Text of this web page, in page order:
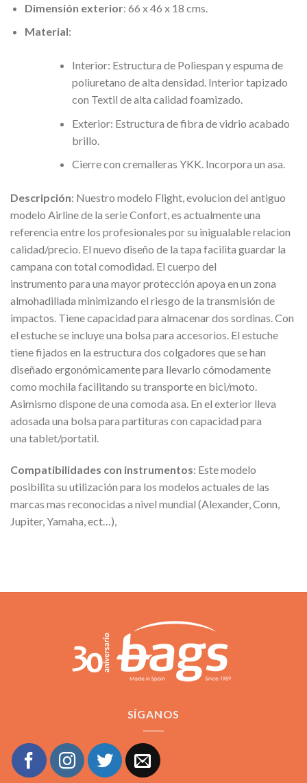
Dimensión exterior: 66 x 46 x 18 cms.
Material:
Interior: Estructura de Poliespan y espuma de
poliuretano de alta densidad. Interior tapizado
con Textil de alta calidad foamizado.
Exterior: Estructura de fibra de vidrio acabado
brillo.
Cierre con cremalleras YKK. Incorpora un asa.
Descripción: Nuestro modelo Flight, evolucion del antiguo
modelo Airline de la serie Confort, es actualmente una
referencia entre los profesionales por su inigualable relacion
calidad/precio. El nuevo diseño de la tapa facilita guardar la
campana con total comodidad. El cuerpo del
instrumento para una mayor protección apoya en un zona
almohadillada minimizando el riesgo de la transmisión de
impactos. Tiene capacidad para almacenar dos sordinas. Con
el estuche se incluye una bolsa para accesorios. El estuche
tiene fijados en la estructura dos colgadores que se han
diseñado ergonómicamente para llevarlo cómodamente
como mochila facilitando su transporte en bici/moto.
Asimismo dispone de una comoda asa. En el exterior lleva
adosada una bolsa para partituras con capacidad para
una tablet/portatil.
Compatibilidades con instrumentos: Este modelo
posibilita su utilización para los modelos actuales de las
marcas mas reconocidas a nivel mundial (Alexander, Conn,
Jupiter, Yamaha, ect…),
SÍGANOS